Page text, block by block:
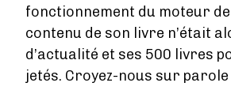
fonctionnement du moteur
contenu de son livre n’était
d’actualité et ses 500 livres
jetés. Croyez-nous sur